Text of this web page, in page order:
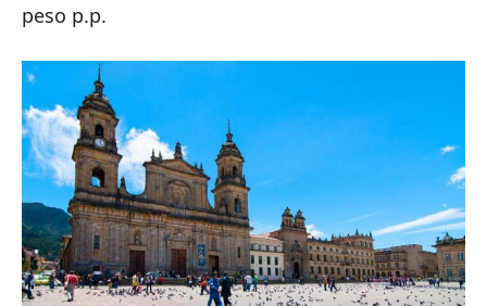
peso p.p.